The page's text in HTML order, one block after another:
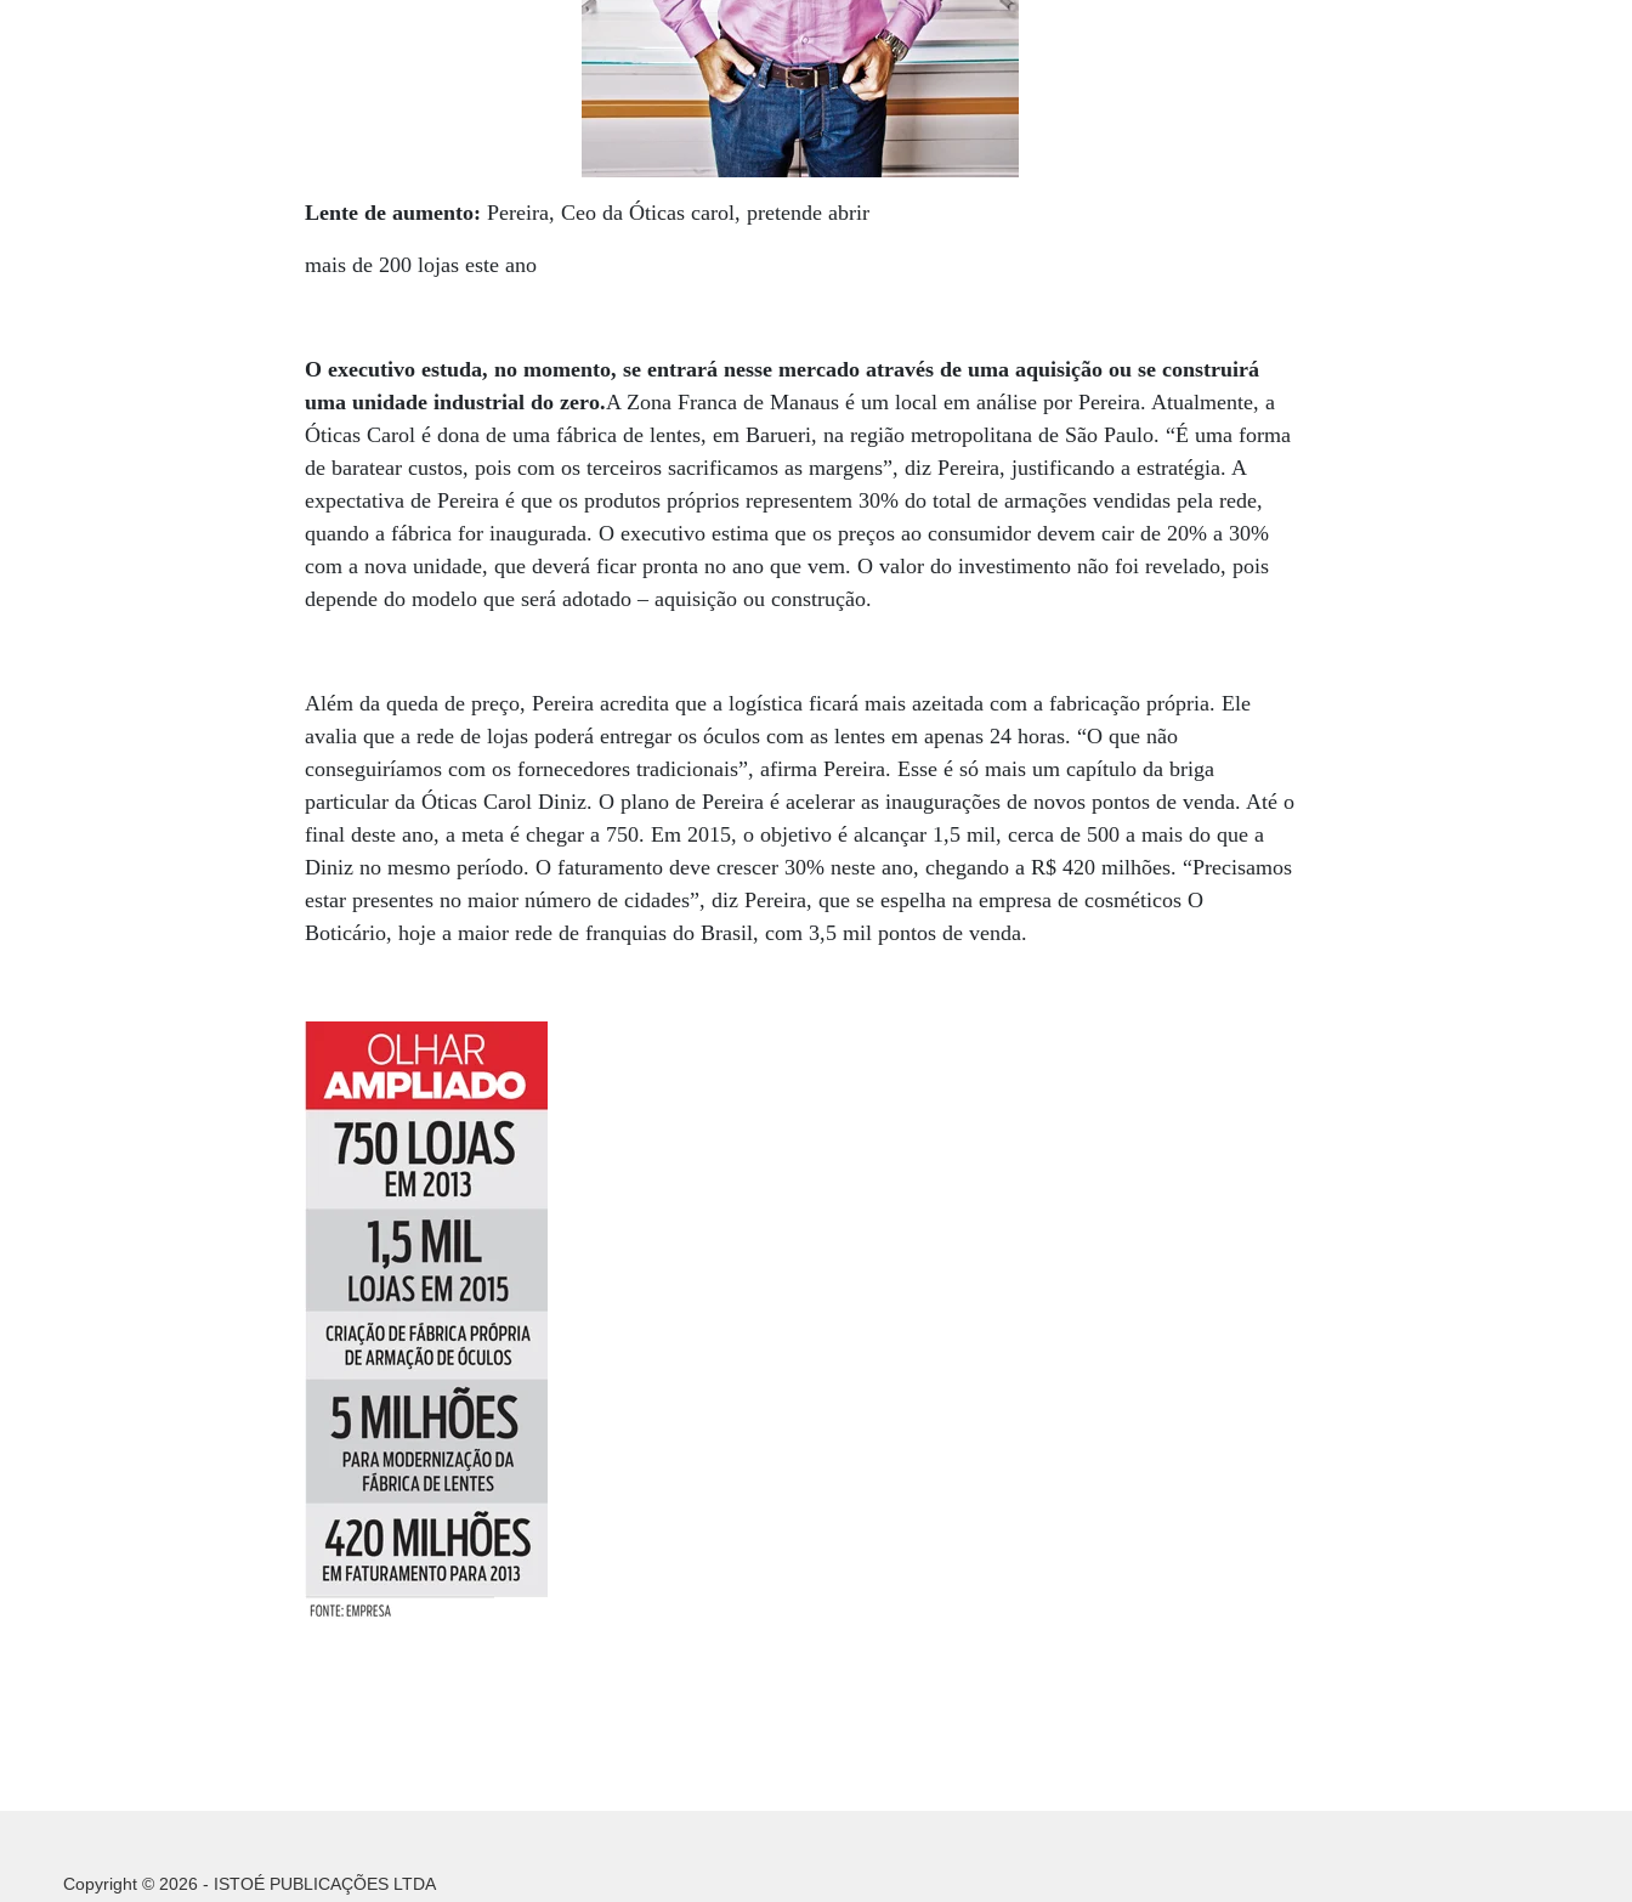
Lente de aumento:Pereira, Ceo da Óticas carol, pretende abrir
mais de 200 lojas este ano
O executivo estuda, no momento, se entrará nesse mercado através de uma aquisição ou se construirá
uma unidade industrial do zero.A Zona Franca de Manaus é um local em análise por Pereira. Atualmente, a
Óticas Carol é dona de uma fábrica de lentes, em Barueri, na região metropolitana de São Paulo. “É uma forma
de baratear custos, pois com os terceiros sacrificamos as margens”, diz Pereira, justificando a estratégia. A
expectativa de Pereira é que os produtos próprios representem 30% do total de armações vendidas pela rede,
quando a fábrica for inaugurada. O executivo estima que os preços ao consumidor devem cair de 20% a 30%
com a nova unidade, que deverá ficar pronta no ano que vem. O valor do investimento não foi revelado, pois
depende do modelo que será adotado – aquisição ou construção.
Além da queda de preço, Pereira acredita que a logística ficará mais azeitada com a fabricação própria. Ele
avalia que a rede de lojas poderá entregar os óculos com as lentes em apenas 24 horas. “O que não
conseguiríamos com os fornecedores tradicionais”, afirma Pereira. Esse é só mais um capítulo da briga
particular da Óticas Carol Diniz. O plano de Pereira é acelerar as inaugurações de novos pontos de venda. Até o
final deste ano, a meta é chegar a 750. Em 2015, o objetivo é alcançar 1,5 mil, cerca de 500 a mais do que a
Diniz no mesmo período. O faturamento deve crescer 30% neste ano, chegando a R$ 420 milhões. “Precisamos
estar presentes no maior número de cidades”, diz Pereira, que se espelha na empresa de cosméticos O
Boticário, hoje a maior rede de franquias do Brasil, com 3,5 mil pontos de venda.
Copyright © 2026 - ISTOÉ PUBLICAÇÕES LTDA